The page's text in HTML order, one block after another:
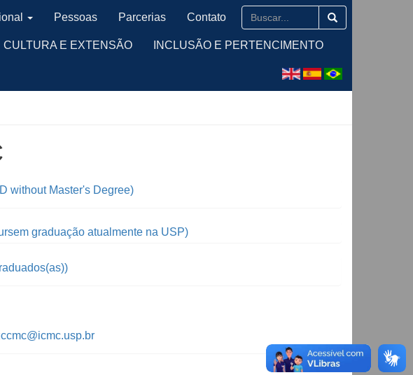
CULTURA E EXTENSÃO INCLUSÃO E PERTENCIMENTO
Pessoas Parcerias Contato
without Master's Degree)
graduação atualmente na USP)